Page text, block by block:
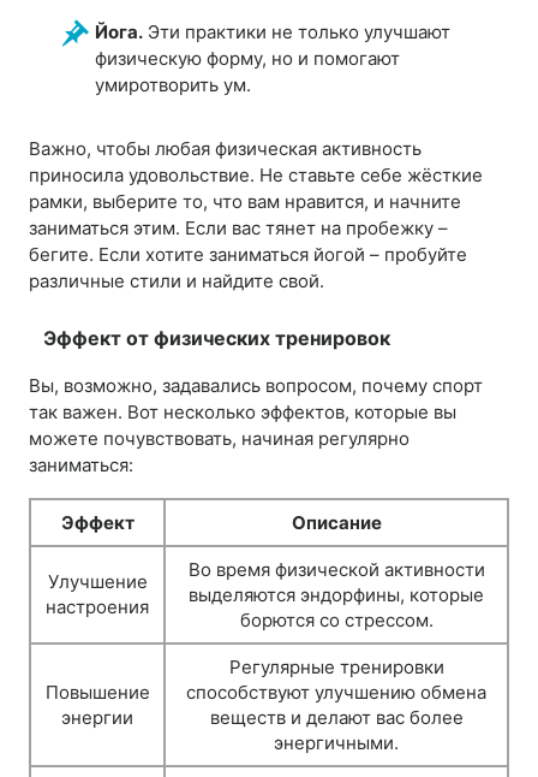
Йога. Эти практики не только улучшают
физическую форму, но и помогают
умиротворить ум.
Важно, чтобы любая физическая активность
приносила удовольствие. Не ставьте себе жёсткие
рамки, выберите то, что вам нравится, и начните
заниматься этим. Если вас тянет на пробежку –
бегите. Если хотите заниматься йогой – пробуйте
различные стили и найдите свой.
Эффект от физических тренировок
Вы, возможно, задавались вопросом, почему спорт
так важен. Вот несколько эффектов, которые вы
можете почувствовать, начиная регулярно
заниматься:
Эффект Описание
Улучшение
настроения
Во время физической активности
выделяются эндорфины, которые
борются со стрессом.
Повышение
энергии
Регулярные тренировки
способствуют улучшению обмена
веществ и делают вас более
энергичными.